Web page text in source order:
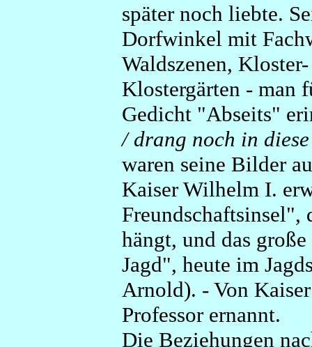
später noch liebte.
Dorfwinkel mit
Waldszenen,
Klostergärten - man
Gedicht "Abseits"
/ drang noch in
waren seine Bilder
Kaiser Wilhelm I.
Freundschaftsinsel",
hängt, und das
Jagd", heute im
Arnold). - Von
Professor ernannt.
Die Beziehungen